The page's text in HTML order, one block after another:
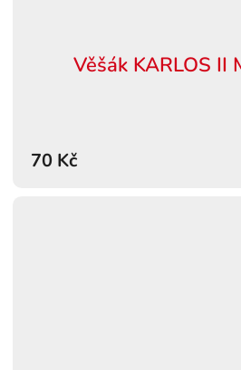
Věšák KARLOS II
70 Kč